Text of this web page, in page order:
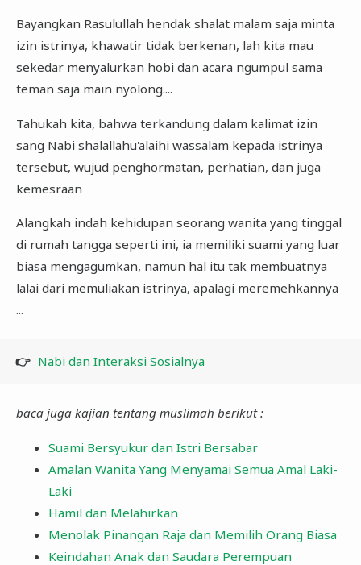
Bayangkan Rasulullah hendak shalat malam saja minta
izin istrinya, khawatir tidak berkenan, lah kita mau
sekedar menyalurkan hobi dan acara ngumpul sama
teman saja main nyolong....
Tahukah kita, bahwa terkandung dalam kalimat izin
sang Nabi shalallahu'alaihi wassalam kepada istrinya
tersebut, wujud penghormatan, perhatian, dan juga
kemesraan
Alangkah indah kehidupan seorang wanita yang tinggal
di rumah tangga seperti ini, ia memiliki suami yang luar
biasa mengagumkan, namun hal itu tak membuatnya
lalai dari memuliakan istrinya, apalagi meremehkannya
...
👉 Nabi dan Interaksi Sosialnya
baca juga kajian tentang muslimah berikut :
Suami Bersyukur dan Istri Bersabar
Amalan Wanita Yang Menyamai Semua Amal Laki-
Laki
Hamil dan Melahirkan
Menolak Pinangan Raja dan Memilih Orang Biasa
Keindahan Anak dan Saudara Perempuan